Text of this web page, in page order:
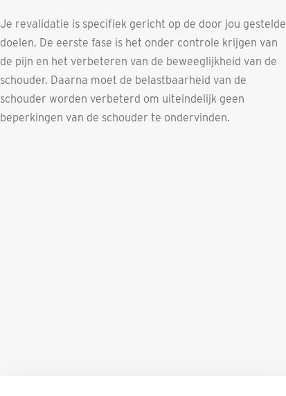
Je revalidatie is specifiek gericht op de door jou gestelde
doelen. De eerste fase is het onder controle krijgen van
de pijn en het verbeteren van de beweeglijkheid van de
schouder. Daarna moet de belastbaarheid van de
schouder worden verbeterd om uiteindelijk geen
beperkingen van de schouder te ondervinden.